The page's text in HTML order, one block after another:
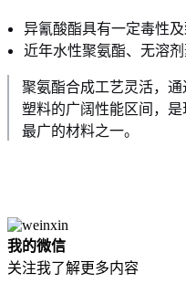
异氰酸酯具有一定毒性
近年水性聚氨酯、无溶
聚氨酯合成工艺灵活，
塑料的广阔性能区间，
最广的材料之一。
我的微信
关注我了解更多内容